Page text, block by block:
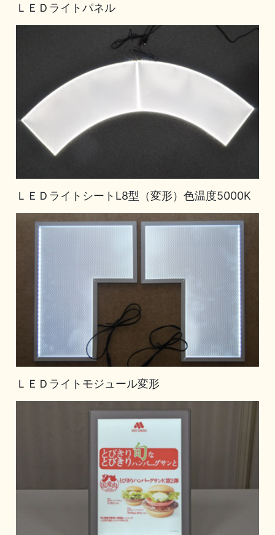
ＬＥＤライトパネル
ＬＥＤライトシートL8型（変形）色温度5000K
ＬＥＤライトモジュール変形